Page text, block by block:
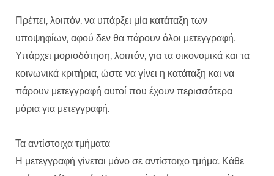
Πρέπει, λοιπόν, να υπάρξει μία κατάταξη των
υποψηφίων, αφού δεν θα πάρουν όλοι μετεγγραφή.
Υπάρχει μοριοδότηση, λοιπόν, για τα οικονομικά και τα
κοινωνικά κριτήρια, ώστε να γίνει η κατάταξη και να
πάρουν μετεγγραφή αυτοί που έχουν περισσότερα
μόρια για μετεγγραφή.
Τα αντίστοιχα τμήματα
Η μετεγγραφή γίνεται μόνο σε αντίστοιχο τμήμα. Κάθε